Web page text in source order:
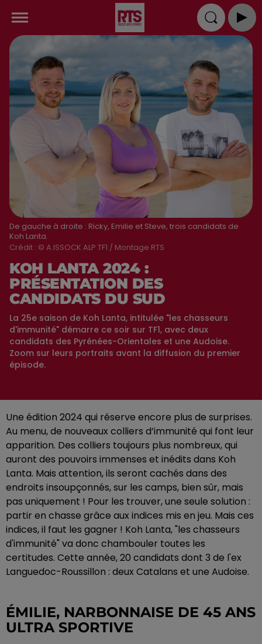
De gauche à droite : Ricky, Emilie et Steve, trois candidats de
Koh Lanta.
Crédit : © A.ISSOCK ALP TF1 / Montage RTS
KOH LANTA 2024 :
PRÉSENTATION DES
CANDIDATS DU SUD
La 25e saison de Koh Lanta, intitulée "les chasseurs
d'immunité" démarre ce soir sur TF1, avec deux
candidats des Pyrénées-Orientales et une Audoise.
Zoom sur leurs portraits avant la diffusion du premier
épisode.
Une édition 2024 qui réserve encore plus de surprises.
Au menu, de nouveaux colliers d’immunité qui font leur
apparition. Des colliers toujours plus nombreux, qui
auront des pouvoirs immenses et inédits dans Koh
Lanta. Mais attention, ils seront cachés dans des
endroits insoupçonnés, sur les camps, bien sûr, mais
pas uniquement ! Pour les trouver, une seule solution :
partir en chasse grâce aux indices mis en jeu. Mais ces
indices, il faut les gagner ! Koh Lanta, "les chasseurs
d'immunité" va donc chambouler toutes les
certitudes. Cette année, 20 candidats dont 3 de l'ex
Languedoc-Roussillon : deux Catalans et une Audoise.
ÉMILIE, NARBONNAISE DE 45 ANS
ULTRA SPORTIVE